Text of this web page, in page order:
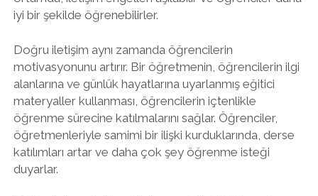
iyi bir şekilde öğrenebilirler.
Doğru iletişim aynı zamanda öğrencilerin
motivasyonunu artırır. Bir öğretmenin, öğrencilerin ilgi
alanlarına ve günlük hayatlarına uyarlanmış eğitici
materyaller kullanması, öğrencilerin içtenlikle
öğrenme sürecine katılmalarını sağlar. Öğrenciler,
öğretmenleriyle samimi bir ilişki kurduklarında, derse
katılımları artar ve daha çok şey öğrenme isteği
duyarlar.